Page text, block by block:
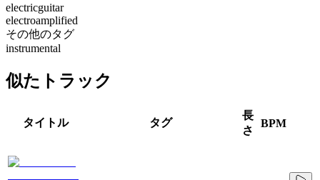
electricguitar
electroamplified
その他のタグ
instrumental
似たトラック
タイトル タグ
長
さ
BPM